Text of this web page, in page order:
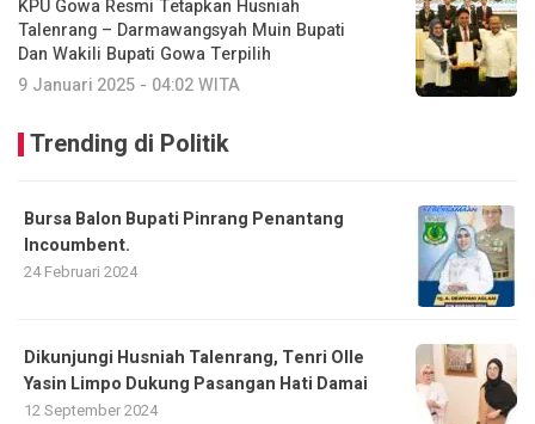
KPU Gowa Resmi Tetapkan Husniah
Talenrang – Darmawangsyah Muin Bupati
Dan Wakili Bupati Gowa Terpilih
9 Januari 2025 - 04:02 WITA
Trending di Politik
Bursa Balon Bupati Pinrang Penantang
Incoumbent.
24 Februari 2024
Dikunjungi Husniah Talenrang, Tenri Olle
Yasin Limpo Dukung Pasangan Hati Damai
12 September 2024